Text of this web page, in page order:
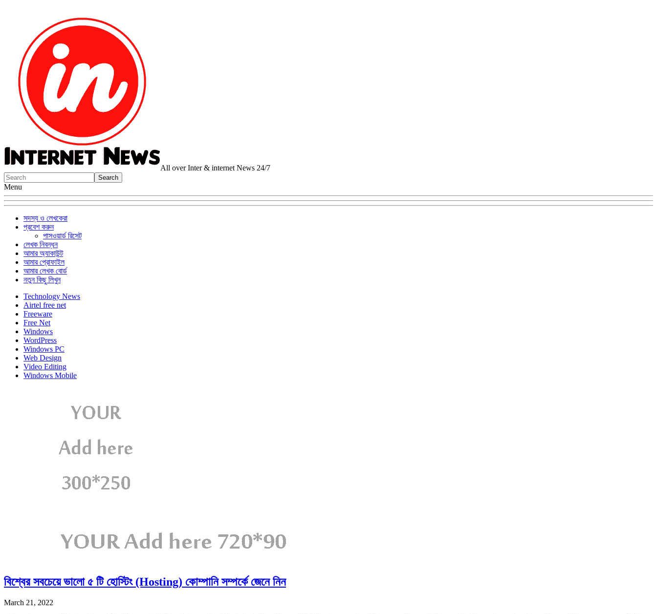
All over Inter & internet News 24/7
Menu
সদস্য ও লেখকেরা
প্রবেশ করুন
পাসওয়ার্ড রিসেট
লেখক নিবন্ধন
আমার অ্যাকাউন্ট
আমার প্রোফাইল
আমার লেখক বোর্ড
নতুন কিছু লিখুন
Technology News
Airtel free net
Freeware
Free Net
Windows
WordPress
Windows PC
Web Design
Video Editing
Windows Mobile
বিশ্বের সবচেয়ে ভালো ৫ টি হোস্টিং (Hosting) কোম্পানি সম্পর্কে জেনে নিন
March 21, 2022